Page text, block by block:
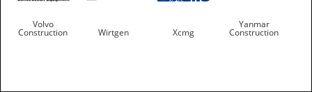
Volvo
Construction Wirtgen Xcmg
Yanmar
Construction